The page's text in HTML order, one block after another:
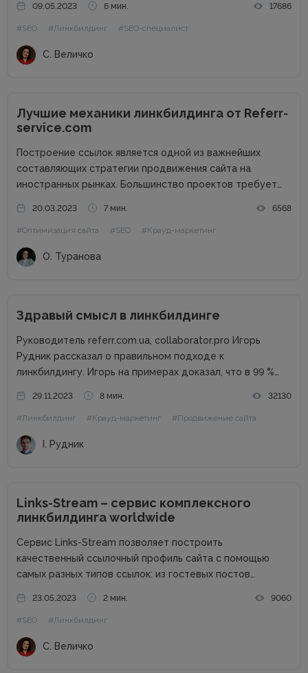
о чем будет идти речь на ее курсе: как правильно...
09.05.2023 6 мин. 17686
#SEO #Линкбилдинг #SEO-специалист
С. Величко
Лучшие механики линкбилдинга от Referr-
service.com
Построение ссылок является одной из важнейших
составляющих стратегии продвижения сайта на
иностранных рынках. Большинство проектов требует
узнаваемости бренда и попадания на первые позиции
выдачи Google по ключевым запросам. Обратные
ссылки являются одним из факторов ранжирования,
которые...
20.03.2023 7 мин. 6568
#Оптимизация сайта #SEO #Крауд-маркетинг
О. Туранова
Здравый смысл в линкбилдинге
Руководитель referr.com.ua, collaborator.pro Игорь
Рудник рассказал о правильном подходе к
линкбилдингу. Игорь на примерах доказал, что в 99 %
Сайты можно продвигать множеством способов, среди
которых есть и PBN. При этом PBN разделяются...
29.11.2023 8 мин. 32130
#Линкбилдинг #Крауд-маркетинг #Продвижение сайта
І. Рудник
Links-Stream – сервис комплексного
линкбилдинга worldwide
Сервис Links-Stream позволяет построить
качественный ссылочный профиль сайта с помощью
самых разных типов ссылок: из гостевых постов
более подробно и узнаем его сильные стороны.
Основные преимущества: Гарантия на проставленные
23.05.2023 2 мин. 9060
#SEO #Линкбилдинг
С. Величко